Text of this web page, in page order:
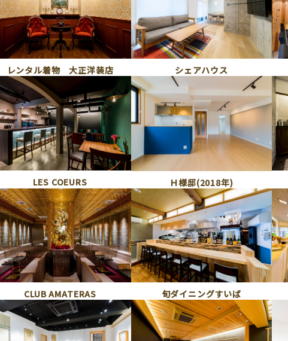
レンタル着物 大正洋装店 シェアハウス
LES COEURS Ｈ様邸(2018年)
CLUB AMATERAS 旬ダイニングすいば